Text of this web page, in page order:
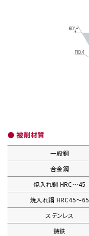
● 被削材質
一般鋼
合金鋼
焼入れ鋼 HRC〜45
焼入れ鋼 HRC45〜65
ステンレス
鋳鉄